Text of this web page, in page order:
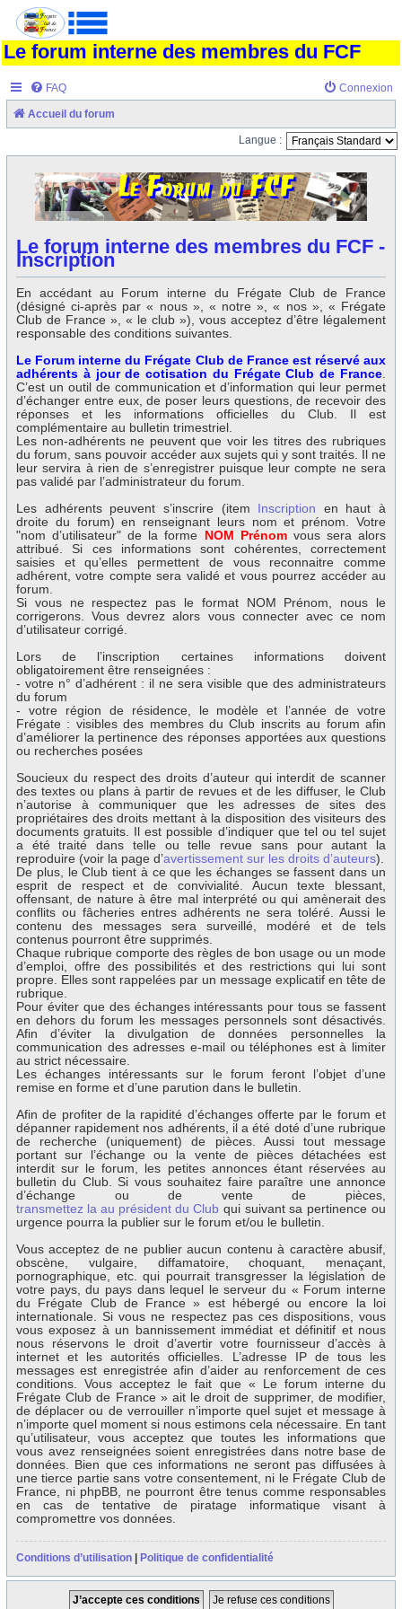
Le forum interne des membres du FCF
FAQ Connexion
Accueil du forum
Langue :
Le forum interne des membres du FCF -
Inscription
En accédant au Forum interne du Frégate Club de France
(désigné ci-après par « nous », « notre », « nos », « Frégate
Club de France », « le club »), vous acceptez d’être légalement
responsable des conditions suivantes.
Le Forum interne du Frégate Club de France est réservé aux
adhérents à jour de cotisation du Frégate Club de France
C’est un outil de communication et d’information qui leur permet
d’échanger entre eux, de poser leurs questions, de recevoir des
réponses et les informations officielles du Club. Il est
complémentaire au bulletin trimestriel.
Les non-adhérents ne peuvent que voir les titres des rubriques
du forum, sans pouvoir accéder aux sujets qui y sont traités. Il ne
leur servira à rien de s’enregistrer puisque leur compte ne sera
pas validé par l’administrateur du forum.
Les adhérents peuvent s’inscrire (item Inscription en haut à
droite du forum) en renseignant leurs nom et prénom. Votre
"nom d’utilisateur" de la forme NOM Prénomvous sera alors
attribué. Si ces informations sont cohérentes, correctement
saisies et qu’elles permettent de vous reconnaitre comme
adhérent, votre compte sera validé et vous pourrez accéder au
forum.
Si vous ne respectez pas le format NOM Prénom, nous le
corrigerons. Vous devrez alors vous connecter avec ce nom
d’utilisateur corrigé.
Lors de l’inscription certaines informations doivent
obligatoirement être renseignées :
- votre n° d’adhérent : il ne sera visible que des administrateurs
du forum
- votre région de résidence, le modèle et l’année de votre
Frégate : visibles des membres du Club inscrits au forum afin
d’améliorer la pertinence des réponses apportées aux questions
ou recherches posées
Soucieux du respect des droits d’auteur qui interdit de scanner
des textes ou plans à partir de revues et de les diffuser, le Club
n’autorise à communiquer que les adresses de sites des
propriétaires des droits mettant à la disposition des visiteurs des
documents gratuits. Il est possible d’indiquer que tel ou tel sujet
a été traité dans telle ou telle revue sans pour autant la
reproduire (voir la page d’avertissement sur les droits d’auteurs).
De plus, le Club tient à ce que les échanges se fassent dans un
esprit de respect et de convivialité. Aucun texte blessant,
offensant, de nature à être mal interprété ou qui amènerait des
conflits ou fâcheries entres adhérents ne sera toléré. Aussi le
contenu des messages sera surveillé, modéré et de tels
contenus pourront être supprimés.
Chaque rubrique comporte des règles de bon usage ou un mode
d’emploi, offre des possibilités et des restrictions qui lui sont
propre. Elles sont rappelées par un message explicatif en tête de
rubrique.
Pour éviter que des échanges intéressants pour tous se fassent
en dehors du forum les messages personnels sont désactivés.
Afin d’éviter la divulgation de données personnelles la
communication des adresses e-mail ou téléphones est à limiter
au strict nécessaire.
Les échanges intéressants sur le forum feront l’objet d’une
remise en forme et d’une parution dans le bulletin.
Afin de profiter de la rapidité d’échanges offerte par le forum et
dépanner rapidement nos adhérents, il a été doté d’une rubrique
de recherche (uniquement) de pièces. Aussi tout message
portant sur l’échange ou la vente de pièces détachées est
interdit sur le forum, les petites annonces étant réservées au
bulletin du Club. Si vous souhaitez faire paraître une annonce
d’échange ou de vente de pièces,
transmettez la au président du Club qui suivant sa pertinence ou
urgence pourra la publier sur le forum et/ou le bulletin.
Vous acceptez de ne publier aucun contenu à caractère abusif,
obscène, vulgaire, diffamatoire, choquant, menaçant,
pornographique, etc. qui pourrait transgresser la législation de
votre pays, du pays dans lequel le serveur du « Forum interne
du Frégate Club de France » est hébergé ou encore la loi
internationale. Si vous ne respectez pas ces dispositions, vous
vous exposez à un bannissement immédiat et définitif et nous
nous réservons le droit d’avertir votre fournisseur d’accès à
internet et les autorités officielles. L’adresse IP de tous les
messages est enregistrée afin d’aider au renforcement de ces
conditions. Vous acceptez le fait que « Le forum interne du
Frégate Club de France » ait le droit de supprimer, de modifier,
de déplacer ou de verrouiller n’importe quel sujet et message à
n’importe quel moment si nous estimons cela nécessaire. En tant
qu’utilisateur, vous acceptez que toutes les informations que
vous avez renseignées soient enregistrées dans notre base de
données. Bien que ces informations ne seront pas diffusées à
une tierce partie sans votre consentement, ni le Frégate Club de
France, ni phpBB, ne pourront être tenus comme responsables
en cas de tentative de piratage informatique visant à
compromettre vos données.
Conditions d’utilisation Politique de confidentialité